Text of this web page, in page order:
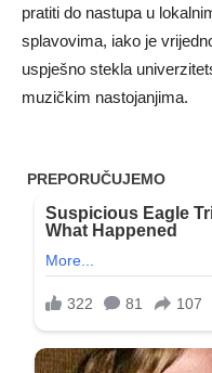
pratiti do nastupa u
splavovima, iako je
uspješno stekla
muzičkim nastojanjima.